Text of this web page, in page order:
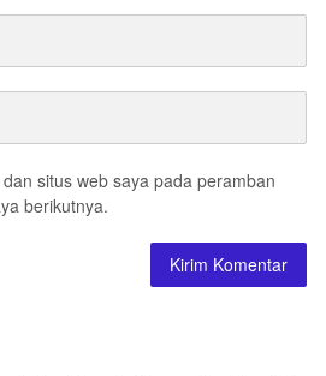
situs web saya pada peramban
berikutnya.